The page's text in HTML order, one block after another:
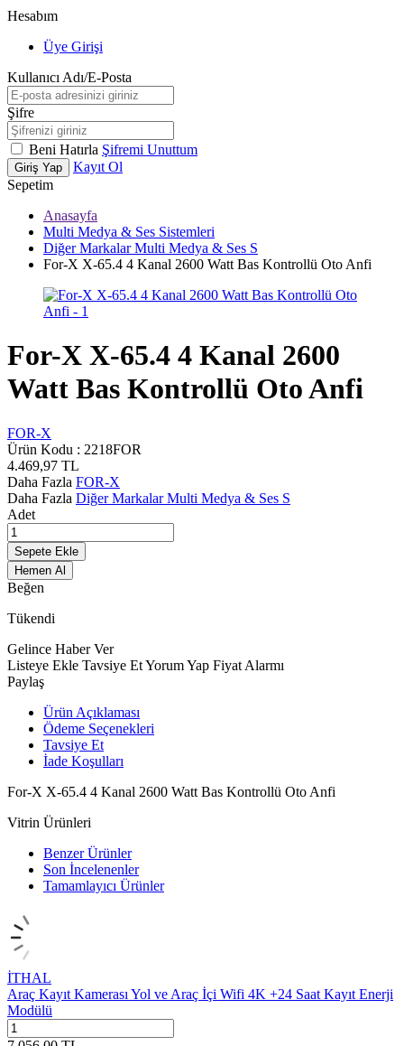
Hesabım
Üye Girişi
Kullanıcı Adı/E-Posta
Şifre
Beni Hatırla Şifremi Unuttum
Giriş Yap
Kayıt Ol
Sepetim
Anasayfa
Multi Medya & Ses Sistemleri
Diğer Markalar Multi Medya & Ses S
For-X X-65.4 4 Kanal 2600 Watt Bas Kontrollü Oto Anfi
For-X X-65.4 4 Kanal 2600
Watt Bas Kontrollü Oto Anfi
FOR-X
Ürün Kodu : 2218FOR
4.469,97 TL
Daha Fazla FOR-X
Daha Fazla Diğer Markalar Multi Medya & Ses S
Adet
Sepete Ekle
Hemen Al
Beğen
Tükendi
Gelince Haber Ver
Listeye Ekle Tavsiye EtYorum Yap Fiyat Alarmı
Paylaş
Ürün Açıklaması
Ödeme Seçenekleri
Tavsiye Et
İade Koşulları
For-X X-65.4 4 Kanal 2600 Watt Bas Kontrollü Oto Anfi
Vitrin Ürünleri
Benzer Ürünler
Son İncelenenler
Tamamlayıcı Ürünler
İTHAL
Araç Kayıt Kamerası Yol ve Araç İçi Wifi 4K +24 Saat Kayıt Enerji
Modülü